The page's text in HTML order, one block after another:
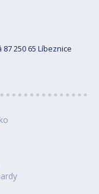
87 250 65 Líbeznice